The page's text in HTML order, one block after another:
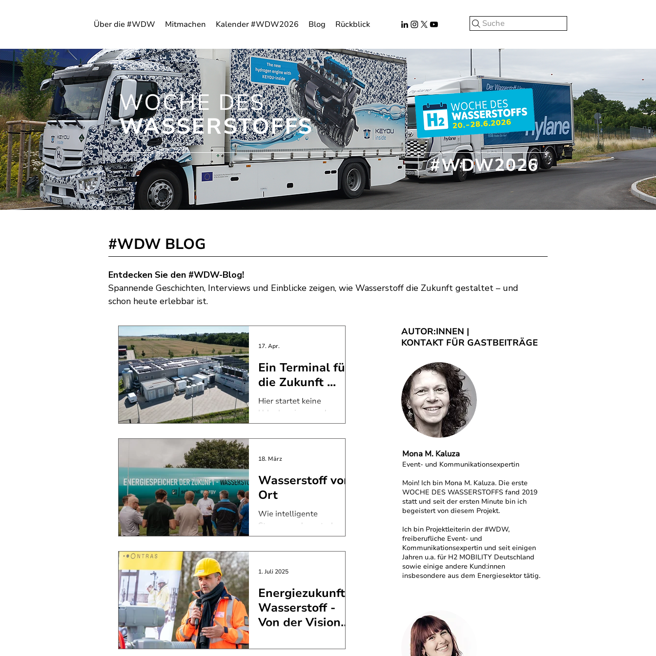
Über die #WDW Mitmachen Kalender #WDW2026 Blog Rückblick Suche
WOCHE DES
WASSERSTOFFS
#WDW2026
#WDW BLOG
Entdecken Sie den #WDW-Blog!
Spannende Geschichten, Interviews und Einblicke zeigen, wie Wasserstoff die Zukunft gestaltet – und
schon heute erlebbar ist.​
Ein Terminal für
die Zukunft ...
Hier startet keine
Urlaubsreise, sondern
etwas viel Größeres: die
Reise in eine Wasserstoff-
17. Apr.
Wasserstoff vor
Ort
Wie intelligente
Steuerung dezentrale
Anlagen wirtschaftlich
macht #WDW2025 - zu
Häufig heißt es:
nicht ausreichend
verfügbar und die
Technologie noch nicht
18. März
Energiezukunft
Wasserstoff -
Von der Vision
1. Juli 2025
AUTOR:INNEN |
KONTAKT FÜR GASTBEITRÄGE
Mona M. Kaluza
Event- und Kommunikationsexpertin
Moin! Ich bin Mona M. Kaluza. Die erste
WOCHE DES WASSERSTOFFS fand 2019
statt und seit der ersten Minute bin ich
begeistert von diesem Projekt.
Ich bin Projektleiterin der #WDW,
freiberufliche Event- und
Kommunikationsexpertin und seit einigen
Jahren u.a. für H2 MOBILITY Deutschland
sowie einige andere Kund:innen
insbesondere aus dem Energiesektor tätig.